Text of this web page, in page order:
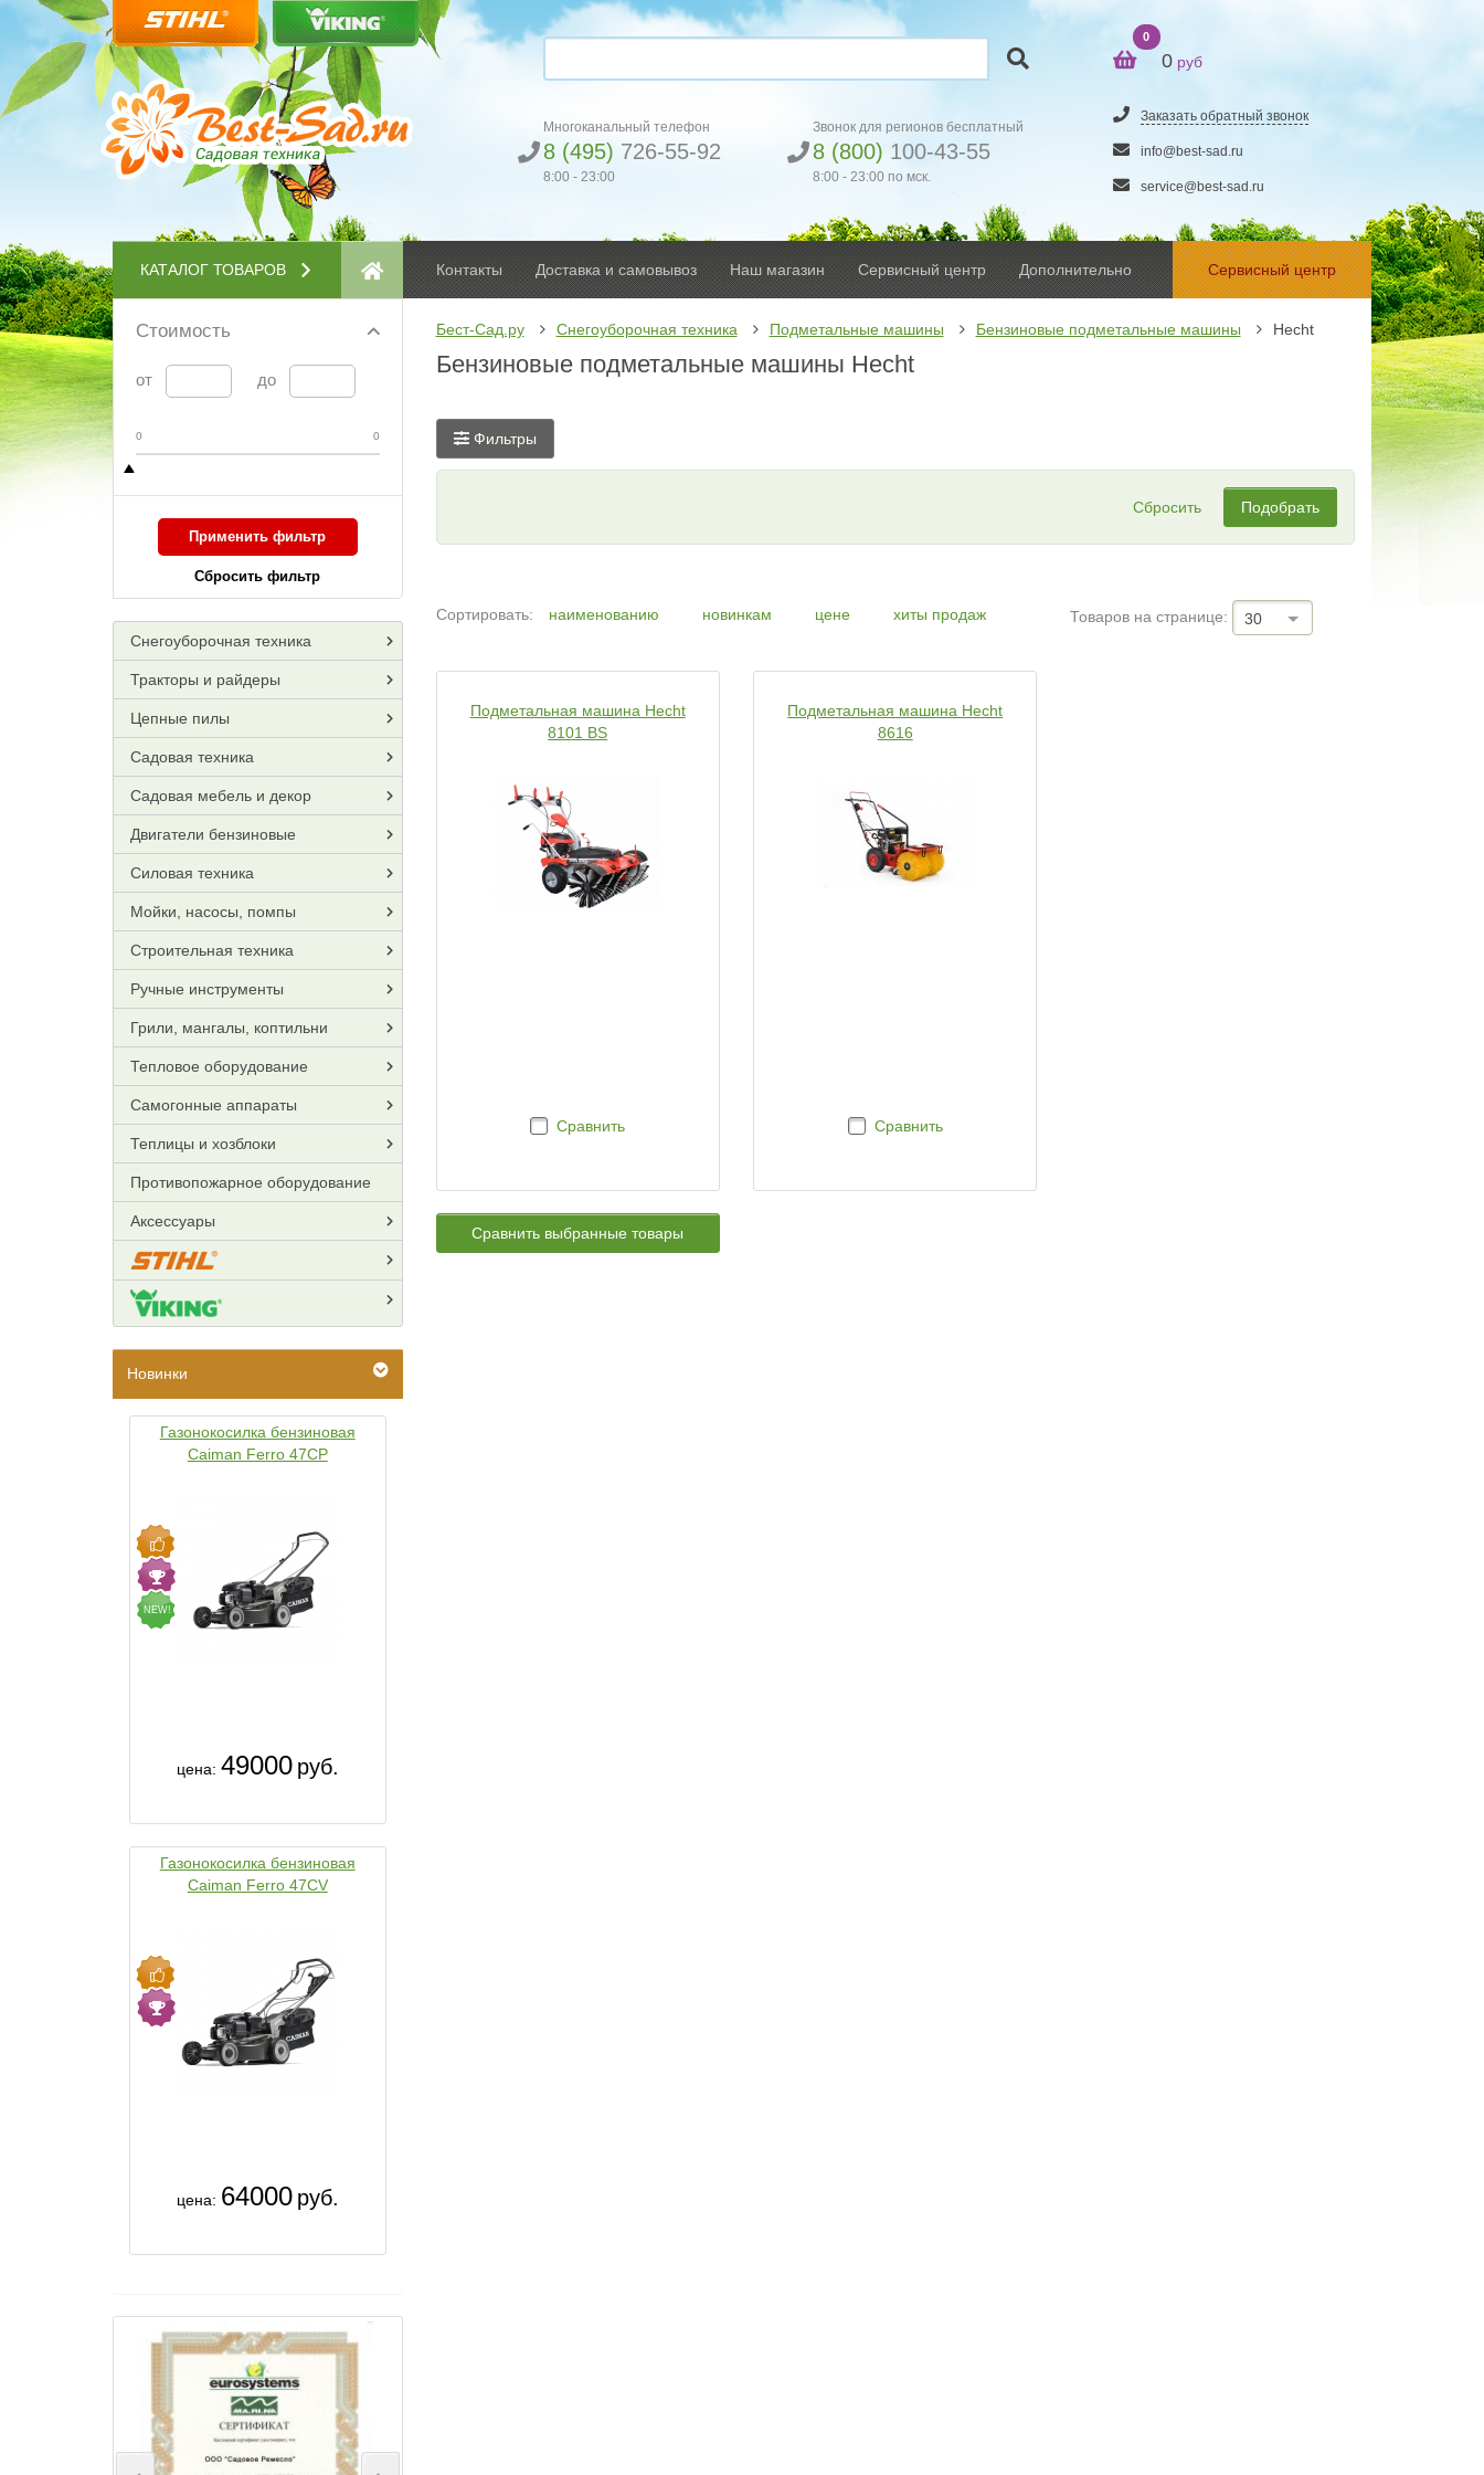
Многоканальный телефон
8 (495) 726-55-92
8:00 - 23:00
Звонок для регионов бесплатный
8 (800) 100-43-55
8:00 - 23:00 по мск.
0
0 руб
Заказать обратный звонок
info@best-sad.ru
service@best-sad.ru
КАТАЛОГ ТОВАРОВ Контакты Доставка и самовывоз Наш магазин Сервисный центр Дополнительно Сервисный центр
Стоимость
от до
0 0
Применить фильтр
Сбросить фильтр
Снегоуборочная техника
Тракторы и райдеры
Цепные пилы
Садовая техника
Садовая мебель и декор
Двигатели бензиновые
Силовая техника
Мойки, насосы, помпы
Строительная техника
Ручные инструменты
Грили, мангалы, коптильни
Тепловое оборудование
Самогонные аппараты
Теплицы и хозблоки
Противопожарное оборудование
Аксессуары
Новинки
Газонокосилка бензиновая
Caiman Ferro 47CP
NEW!
цена: 49000 руб.
Газонокосилка бензиновая
Caiman Ferro 47CV
цена: 64000 руб.
Бест-Сад.ру Снегоуборочная техника Подметальные машины Бензиновые подметальные машины Hecht
Бензиновые подметальные машины Hecht
Фильтры
Сбросить Подобрать
Сортировать: наименованию новинкам цене хиты продаж Товаров на странице: 30
Подметальная машина Hecht
8101 BS
Сравнить
Подметальная машина Hecht
8616
Сравнить
Сравнить выбранные товары